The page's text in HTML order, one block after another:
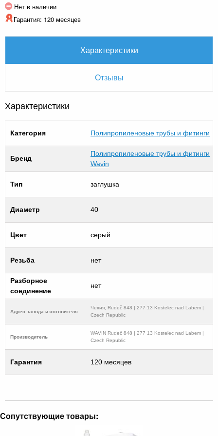
Нет в наличии
Гарантия: 120 месяцев
Характеристики
Отзывы
Характеристики
Категория Полипропиленовые трубы и фитинги
Бренд
Полипропиленовые трубы и фитинги
Wavin
Тип заглушка
Диаметр 40
Цвет серый
Резьба нет
Разборное
соединение
нет
Адрес завода изготовителя
Чехия, Rudeč 848 | 277 13 Kostelec nad Labem |
Czech Republic
Производитель
WAVIN Rudeč 848 | 277 13 Kostelec nad Labem |
Czech Republic
Гарантия 120 месяцев
Сопутствующие товары: